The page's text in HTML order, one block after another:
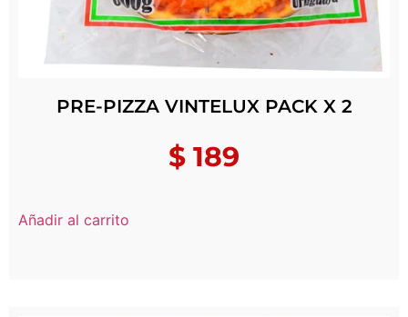
PRE-PIZZA VINTELUX PACK X 2
$ 189
Añadir al carrito